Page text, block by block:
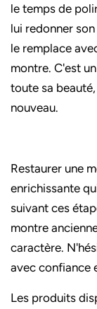
le temps de
lui redonner
le remplace
montre. C'est
toute sa
nouveau.
Restaurer une
enrichissante
suivant ces
montre
caractère.
avec confiance
Les produits